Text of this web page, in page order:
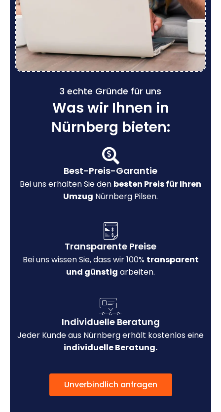
3 echte Gründe für uns
Was wir Ihnen in
Nürnberg bieten:
Best-Preis-Garantie
Bei uns erhalten Sie den besten Preis für Ihren
Umzug Nürnberg Pilsen.
Transparente Preise
Bei uns wissen Sie, dass wir 100% transparent
und günstig arbeiten.
Individuelle Beratung
Jeder Kunde aus Nürnberg erhält kostenlos eine
individuelle Beratung.
Unverbindlich anfragen